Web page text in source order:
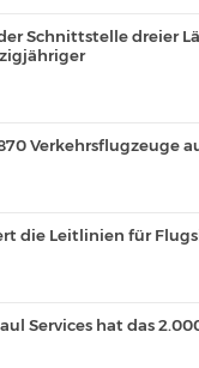
Schnittstelle dreier
Verkehrsflugzeuge
die Leitlinien für
Services hat das